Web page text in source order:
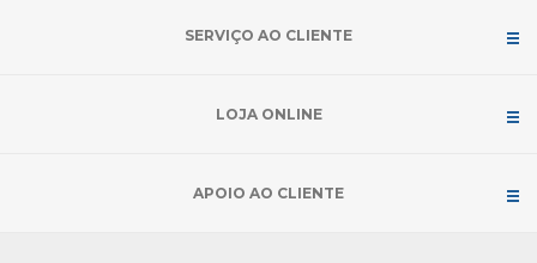
SERVIÇO AO CLIENTE
LOJA ONLINE
APOIO AO CLIENTE